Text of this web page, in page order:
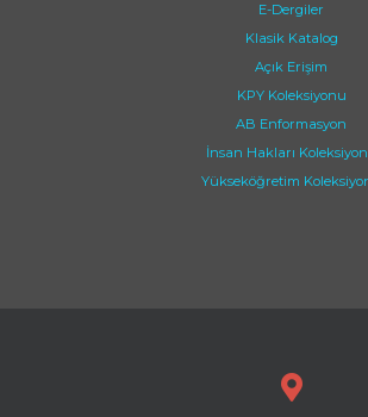
E-Dergiler
Klasik Katalog
Açık Erişim
KPY Koleksiyonu
AB Enformasyon
İnsan Hakları
Yükseköğretim